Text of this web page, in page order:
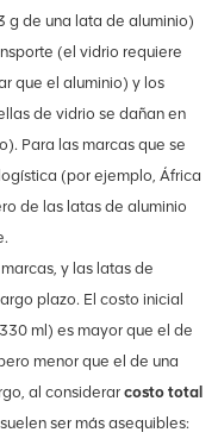
g de una lata de aluminio)
(el vidrio requiere
que el aluminio) y los
de vidrio se dañan en
Para las marcas que se
(por ejemplo, África
de las latas de aluminio
y las latas de
plazo. El costo inicial
ml) es mayor que el de
menor que el de una
al considerar costo total
ser más asequibles: